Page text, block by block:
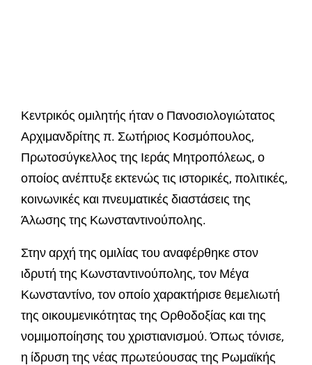
Κεντρικός ομιλητής ήταν ο Πανοσιολογιώτατος
Αρχιμανδρίτης π. Σωτήριος Κοσμόπουλος,
Πρωτοσύγκελλος της Ιεράς Μητροπόλεως, ο
οποίος ανέπτυξε εκτενώς τις ιστορικές, πολιτικές,
κοινωνικές και πνευματικές διαστάσεις της
Άλωσης της Κωνσταντινούπολης.
Στην αρχή της ομιλίας του αναφέρθηκε στον
ιδρυτή της Κωνσταντινούπολης, τον Μέγα
Κωνσταντίνο, τον οποίο χαρακτήρισε θεμελιωτή
της οικουμενικότητας της Ορθοδοξίας και της
νομιμοποίησης του χριστιανισμού. Όπως τόνισε,
η ίδρυση της νέας πρωτεύουσας της Ρωμαϊκής